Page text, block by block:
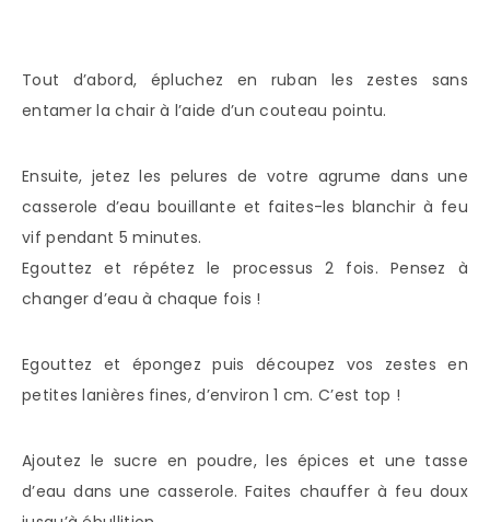
Tout d’abord, épluchez en ruban les zestes sans
entamer la chair à l’aide d’un couteau pointu.
Ensuite, jetez les pelures de votre agrume dans une
casserole d’eau bouillante et faites-les blanchir à feu
vif pendant 5 minutes.
Egouttez et répétez le processus 2 fois. Pensez à
changer d’eau à chaque fois !
Egouttez et épongez puis découpez vos zestes en
petites lanières fines, d’environ 1 cm. C’est top !
Ajoutez le sucre en poudre, les épices et une tasse
d’eau dans une casserole. Faites chauffer à feu doux